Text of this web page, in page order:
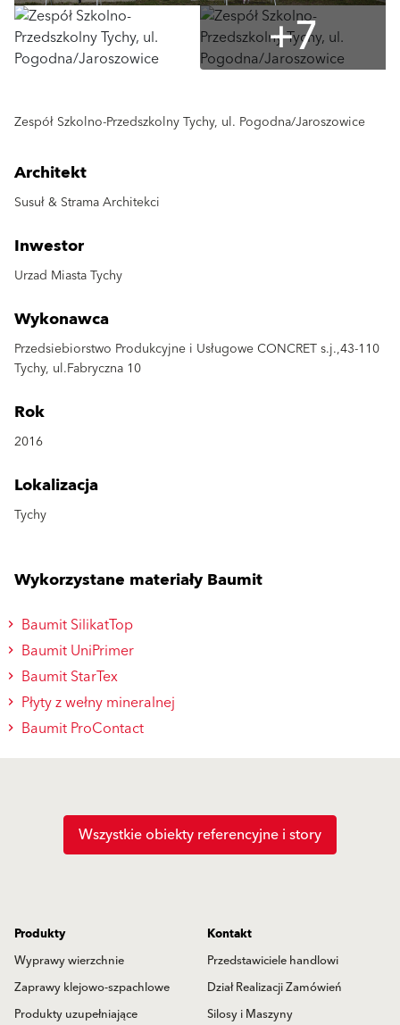
+7
Zespół Szkolno-Przedszkolny Tychy, ul. Pogodna/Jaroszowice
Architekt
Susuł & Strama Architekci
Inwestor
Urzad Miasta Tychy
Wykonawca
Przedsiebiorstwo Produkcyjne i Usługowe CONCRET s.j.,43-110
Tychy, ul.Fabryczna 10
Rok
2016
Lokalizacja
Tychy
Wykorzystane materiały Baumit
Baumit SilikatTop
Baumit UniPrimer
Baumit StarTex
Płyty z wełny mineralnej
Baumit ProContact
Wszystkie obiekty referencyjne i story
Produkty
Wyprawy wierzchnie
Zaprawy klejowo-szpachlowe
Produkty uzupełniające
Kontakt
Przedstawiciele handlowi
Dział Realizacji Zamówień
Silosy i Maszyny